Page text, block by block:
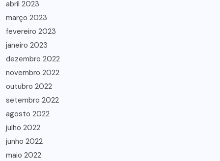
abril 2023
março 2023
fevereiro 2023
janeiro 2023
dezembro 2022
novembro 2022
outubro 2022
setembro 2022
agosto 2022
julho 2022
junho 2022
maio 2022